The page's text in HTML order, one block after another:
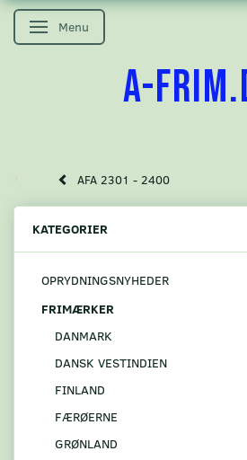
Skifte navigation
Menu
A-
AFA 2301 - 2400
KATEGORIER
OPRYDNINGSNYHEDER
FRIMÆRKER
DANMARK
DANSK VESTINDIEN
FINLAND
FÆRØERNE
GRØNLAND